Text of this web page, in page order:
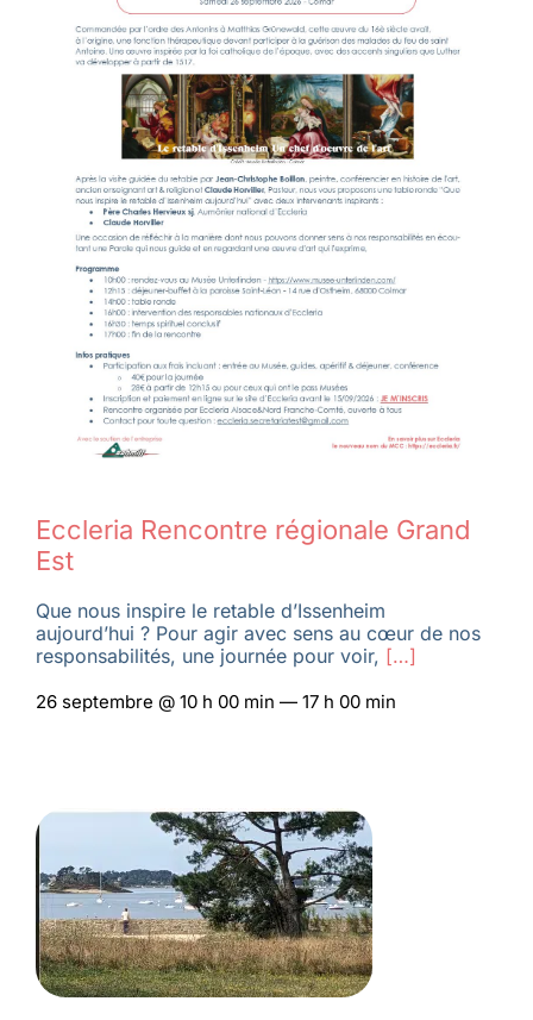
Eccleria Rencontre régionale Grand
Est
Que nous inspire le retable d’Issenheim
aujourd’hui ? Pour agir avec sens au cœur de nos
responsabilités, une journée pour voir, […]
26 septembre @ 10 h 00 min — 17 h 00 min